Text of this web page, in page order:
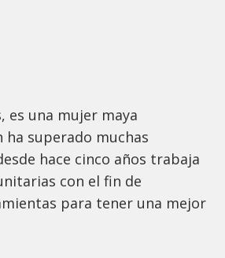
es una mujer maya
ha superado muchas
hace cinco años trabaja
con el fin de
para tener una mejor